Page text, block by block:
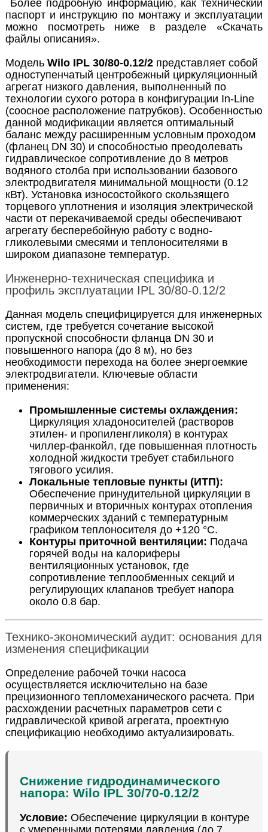
Более подробную информацию, как технический
паспорт и инструкцию по монтажу и эксплуатации
можно посмотреть ниже в разделе «Скачать
файлы описания».
Модель Wilo IPL 30/80-0.12/2представляет собой
одноступенчатый центробежный циркуляционный
агрегат низкого давления, выполненный по
технологии сухого ротора в конфигурации In-Line
(соосное расположение патрубков). Особенностью
данной модификации является оптимальный
баланс между расширенным условным проходом
(фланец DN 30) и способностью преодолевать
гидравлическое сопротивление до 8 метров
водяного столба при использовании базового
электродвигателя минимальной мощности (0.12
кВт). Установка износостойкого скользящего
торцевого уплотнения и изоляция электрической
части от перекачиваемой среды обеспечивают
агрегату бесперебойную работу с водно-
гликолевыми смесями и теплоносителями в
широком диапазоне температур.
Инженерно-техническая специфика и
профиль эксплуатации IPL 30/80-0.12/2
Данная модель специфицируется для инженерных
систем, где требуется сочетание высокой
пропускной способности фланца DN 30 и
повышенного напора (до 8 м), но без
необходимости перехода на более энергоемкие
электродвигатели. Ключевые области
применения:
Промышленные системы охлаждения:
Циркуляция хладоносителей (растворов
этилен- и пропиленгликоля) в контурах
чиллер-фанкойл, где повышенная плотность
холодной жидкости требует стабильного
тягового усилия.
Локальные тепловые пункты (ИТП):
Обеспечение принудительной циркуляции в
первичных и вторичных контурах отопления
коммерческих зданий с температурным
графиком теплоносителя до +120 °C.
Контуры приточной вентиляции: Подача
горячей воды на калориферы
вентиляционных установок, где
сопротивление теплообменных секций и
регулирующих клапанов требует напора
около 0.8 бар.
Технико-экономический аудит: основания для
изменения спецификации
Определение рабочей точки насоса
осуществляется исключительно на базе
прецизионного тепломеханического расчета. При
расхождении расчетных параметров сети с
гидравлической кривой агрегата, проектную
спецификацию необходимо актуализировать.
Снижение гидродинамического
напора: Wilo IPL 30/70-0.12/2
Условие: Обеспечение циркуляции в контуре
с умеренными потерями давления (до 7